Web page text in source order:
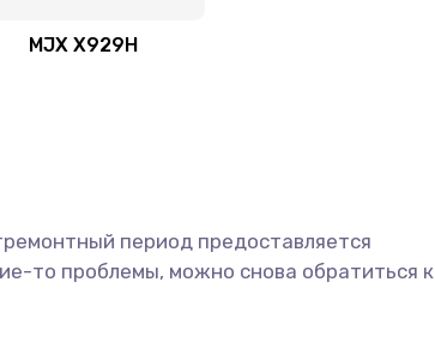
MJX X929H
период предоставляется
то проблемы, можно снова обратиться к